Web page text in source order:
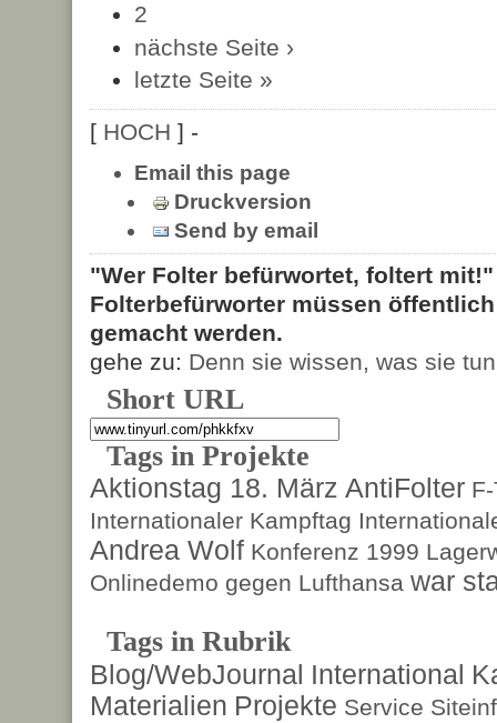
2
nächste Seite ›
letzte Seite »
[ HOCH ] -
Email this page
Druckversion
Send by email
"Wer Folter befürwortet, foltert
Folterbefürworter müssen
gemacht werden.
gehe zu: Denn sie wissen, was sie tun
Short URL
Tags in Projekte
Aktionstag 18. März AntiFolter
Internationaler Kampftag
Andrea Wolf Konferenz 1999
Onlinedemo gegen Lufthansa war
Tags in Rubrik
Blog/WebJournal International
Materialien Projekte Service